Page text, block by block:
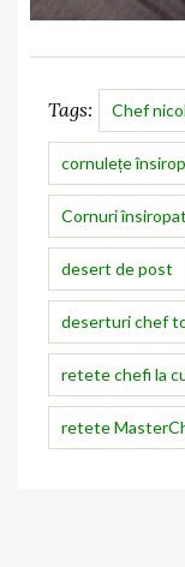
Tags: Chef
cornulețe
Cornuri
desert de post
deserturi chef
retete chefi la
retete